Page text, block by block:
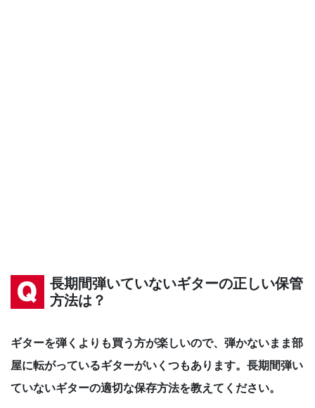
長期間弾いていないギターの正しい保管
方法は？
ギターを弾くよりも買う方が楽しいので、弾かないまま部
屋に転がっているギターがいくつもあります。長期間弾い
ていないギターの適切な保存方法を教えてください。